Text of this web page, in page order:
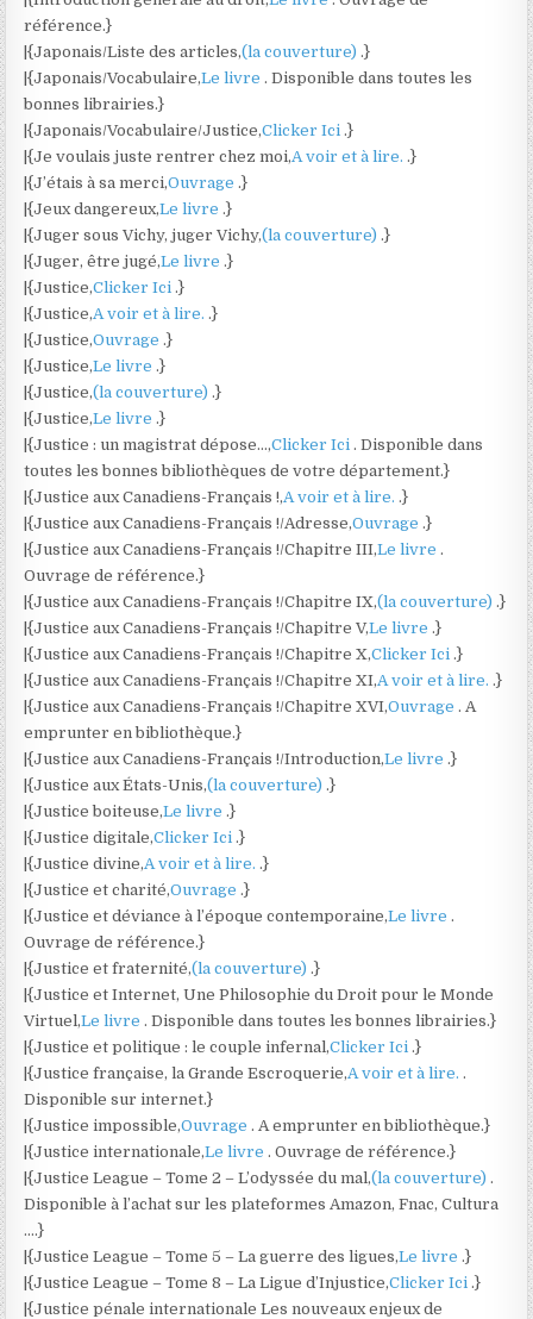
référence.}
|{Japonais/Liste des articles,(la couverture).}
|{Japonais/Vocabulaire,Le livre. Disponible dans toutes les
bonnes librairies.}
|{Japonais/Vocabulaire/Justice,Clicker Ici.}
|{Je voulais juste rentrer chez moi,A voir et à lire..}
|{J’étais à sa merci,Ouvrage.}
|{Jeux dangereux,Le livre.}
|{Juger sous Vichy, juger Vichy,(la couverture).}
|{Juger, être jugé,Le livre.}
|{Justice,Clicker Ici.}
|{Justice,A voir et à lire..}
|{Justice,Ouvrage.}
|{Justice,Le livre.}
|{Justice,(la couverture).}
|{Justice,Le livre.}
|{Justice : un magistrat dépose…,Clicker Ici. Disponible dans
toutes les bonnes bibliothèques de votre département.}
|{Justice aux Canadiens-Français !,A voir et à lire..}
|{Justice aux Canadiens-Français !/Adresse,Ouvrage.}
|{Justice aux Canadiens-Français !/Chapitre III,Le livre.
Ouvrage de référence.}
|{Justice aux Canadiens-Français !/Chapitre IX,(la couverture).}
|{Justice aux Canadiens-Français !/Chapitre V,Le livre.}
|{Justice aux Canadiens-Français !/Chapitre X,Clicker Ici.}
|{Justice aux Canadiens-Français !/Chapitre XI,A voir et à lire..}
|{Justice aux Canadiens-Français !/Chapitre XVI,Ouvrage. A
emprunter en bibliothèque.}
|{Justice aux Canadiens-Français !/Introduction,Le livre.}
|{Justice aux États-Unis,(la couverture).}
|{Justice boiteuse,Le livre.}
|{Justice digitale,Clicker Ici.}
|{Justice divine,A voir et à lire..}
|{Justice et charité,Ouvrage.}
|{Justice et déviance à l’époque contemporaine,Le livre.
Ouvrage de référence.}
|{Justice et fraternité,(la couverture).}
|{Justice et Internet, Une Philosophie du Droit pour le Monde
Virtuel,Le livre. Disponible dans toutes les bonnes librairies.}
|{Justice et politique : le couple infernal,Clicker Ici.}
|{Justice française, la Grande Escroquerie,A voir et à lire..
Disponible sur internet.}
|{Justice impossible,Ouvrage. A emprunter en bibliothèque.}
|{Justice internationale,Le livre. Ouvrage de référence.}
|{Justice League – Tome 2 – L’odyssée du mal,(la couverture).
Disponible à l’achat sur les plateformes Amazon, Fnac, Cultura
….}
|{Justice League – Tome 5 – La guerre des ligues,Le livre.}
|{Justice League – Tome 8 – La Ligue d’Injustice,Clicker Ici.}
|{Justice pénale internationale Les nouveaux enjeux de